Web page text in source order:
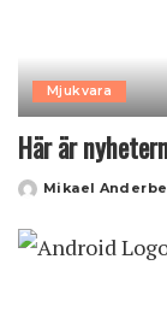
Mjukvara
Här är
Posted
Mikael